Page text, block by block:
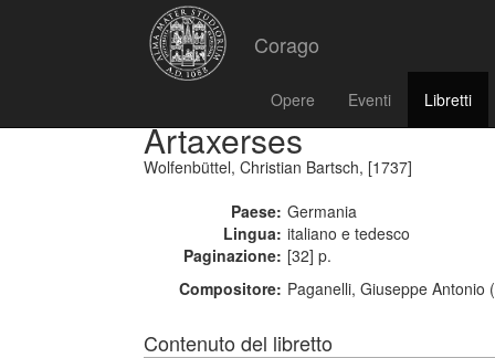
Corago
Opere Eventi Libretti
Artaxerses
Wolfenbüttel, Christian Bartsch, [1737]
Paese: Germania
Lingua: italiano e tedesco
Paginazione: [32] p.
Compositore: Paganelli, Giuseppe Antonio
Contenuto del libretto